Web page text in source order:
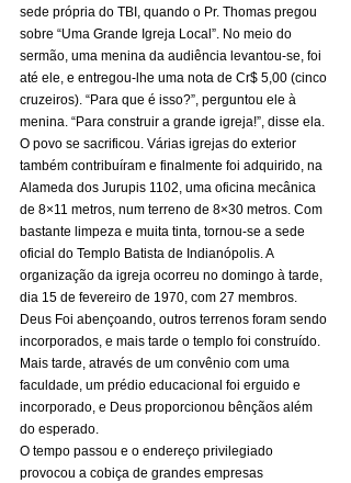
sede própria do TBI, quando o Pr. Thomas pregou
sobre “Uma Grande Igreja Local”. No meio do
sermão, uma menina da audiência levantou-se, foi
até ele, e entregou-lhe uma nota de Cr$ 5,00 (cinco
cruzeiros). “Para que é isso?”, perguntou ele à
menina. “Para construir a grande igreja!”, disse ela.
O povo se sacrificou. Várias igrejas do exterior
também contribuíram e finalmente foi adquirido, na
Alameda dos Jurupis 1102, uma oficina mecânica
de 8×11 metros, num terreno de 8×30 metros. Com
bastante limpeza e muita tinta, tornou-se a sede
oficial do Templo Batista de Indianópolis. A
organização da igreja ocorreu no domingo à tarde,
dia 15 de fevereiro de 1970, com 27 membros.
Deus Foi abençoando, outros terrenos foram sendo
incorporados, e mais tarde o templo foi construído.
Mais tarde, através de um convênio com uma
faculdade, um prédio educacional foi erguido e
incorporado, e Deus proporcionou bênçãos além
do esperado.
O tempo passou e o endereço privilegiado
provocou a cobiça de grandes empresas